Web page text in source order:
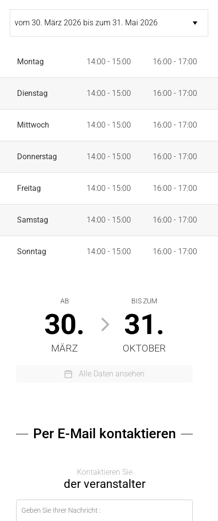
Montag 14:00 - 15:00 16:00 - 17:00
Dienstag 14:00 - 15:00 16:00 - 17:00
Mittwoch 14:00 - 15:00 16:00 - 17:00
Donnerstag 14:00 - 15:00 16:00 - 17:00
Freitag 14:00 - 15:00 16:00 - 17:00
Samstag 14:00 - 15:00 16:00 - 17:00
Sonntag 14:00 - 15:00 16:00 - 17:00
AB
30.
MÄRZ
BIS ZUM
31.
OKTOBER
Alle Daten ansehen
Per E-Mail kontaktieren
Kontaktieren Sie
der veranstalter